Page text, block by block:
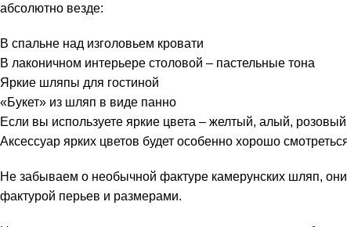
абсолютно везде:
В спальне над изголовьем кровати
В лаконичном интерьере столовой – пастельные тона
Яркие шляпы для гостиной
«Букет» из шляп в виде панно
Если вы используете яркие цвета – желтый, алый,
Аксессуар ярких цветов будет особенно хорошо
Не забываем о необычной фактуре камерунских шляп,
фактурой перьев и размерами.